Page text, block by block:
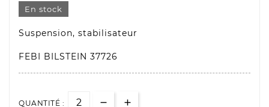
En stock
Suspension, stabilisateur
FEBI BILSTEIN 37726
QUANTITÉ :